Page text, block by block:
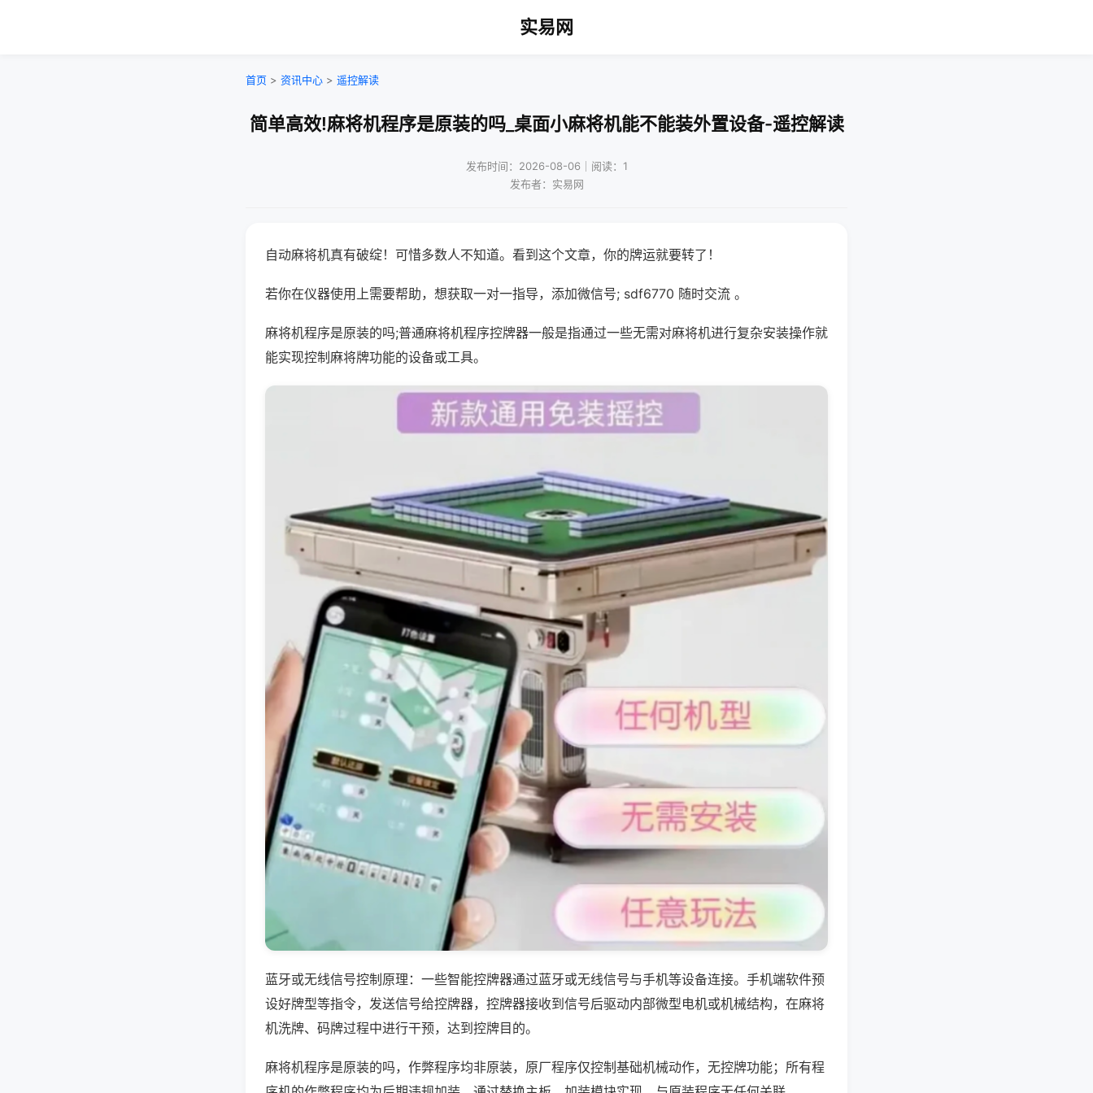
实易网
首页 > 资讯中心 > 遥控解读
简单高效!麻将机程序是原装的吗_桌面小麻将机能不能装外置设备-遥控解读
发布时间：2026-08-06｜阅读：1
发布者：实易网
自动麻将机真有破绽！可惜多数人不知道。看到这个文章，你的牌运就要转了！
若你在仪器使用上需要帮助，想获取一对一指导，添加微信号; sdf6770 随时交流 。
麻将机程序是原装的吗;普通麻将机程序控牌器一般是指通过一些无需对麻将机进行复杂安装操作就
能实现控制麻将牌功能的设备或工具。
蓝牙或无线信号控制原理：一些智能控牌器通过蓝牙或无线信号与手机等设备连接。手机端软件预
设好牌型等指令，发送信号给控牌器，控牌器接收到信号后驱动内部微型电机或机械结构，在麻将
机洗牌、码牌过程中进行干预，达到控牌目的。
麻将机程序是原装的吗，作弊程序均非原装，原厂程序仅控制基础机械动作，无控牌功能；所有程